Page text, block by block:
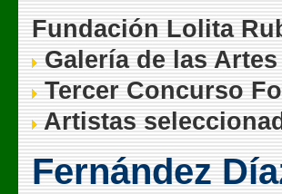
Fundación Lolita
Galería de las Artes
Tercer Concurso
Artistas
Fernández